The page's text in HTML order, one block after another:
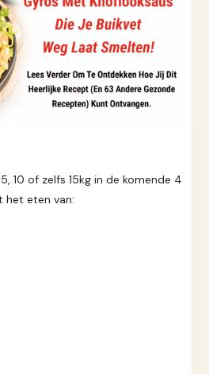
10 of zelfs 15kg in de komende 4
het eten van: